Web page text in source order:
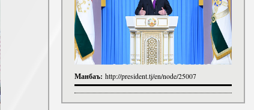
Манбаъ: http://president.tj/en/node/25007